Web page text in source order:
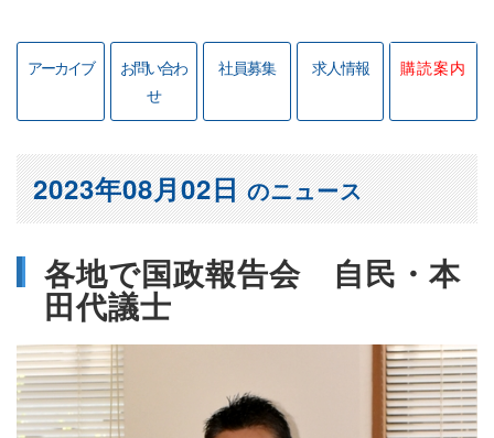
アーカイブ
お問い合わ
せ
社員募集 求人情報 購読案内
各地で国政報告会 自民・本
田代議士
2023年08月02日のニュース